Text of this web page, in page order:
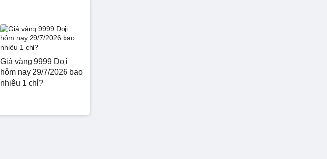
Giá vàng 9999 Doji
hôm nay 29/7/2026 bao
nhiêu 1 chỉ?